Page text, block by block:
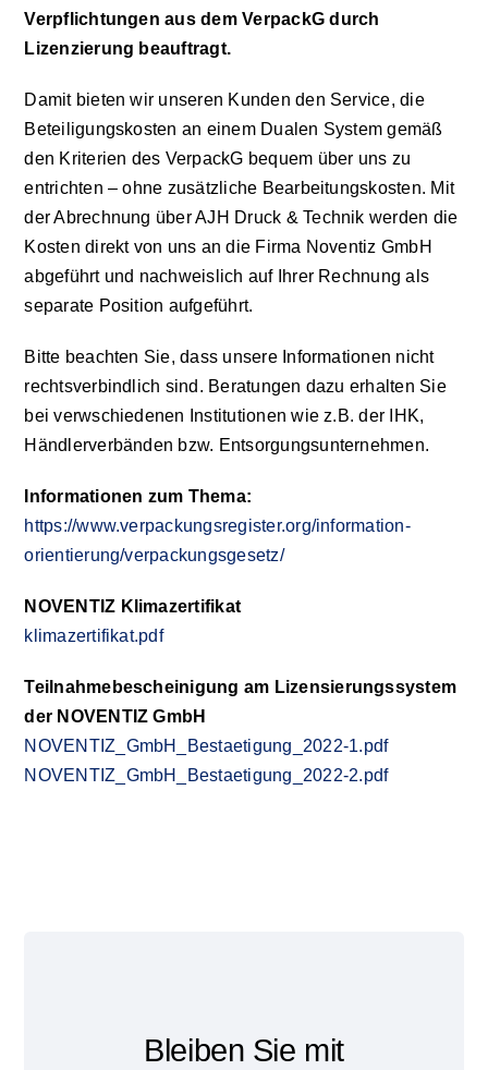
Verpflichtungen aus dem VerpackG durch
Lizenzierung beauftragt.
Damit bieten wir unseren Kunden den Service, die
Beteiligungskosten an einem Dualen System gemäß
den Kriterien des VerpackG bequem über uns zu
entrichten – ohne zusätzliche Bearbeitungskosten. Mit
der Abrechnung über AJH Druck & Technik werden die
Kosten direkt von uns an die Firma Noventiz GmbH
abgeführt und nachweislich auf Ihrer Rechnung als
separate Position aufgeführt.
Bitte beachten Sie, dass unsere Informationen nicht
rechtsverbindlich sind. Beratungen dazu erhalten Sie
bei verwschiedenen Institutionen wie z.B. der IHK,
Händlerverbänden bzw. Entsorgungsunternehmen.
Informationen zum Thema:
https://www.verpackungsregister.org/information-
orientierung/verpackungsgesetz/
NOVENTIZ Klimazertifikat
klimazertifikat.pdf
Teilnahmebescheinigung am Lizensierungssystem
der NOVENTIZ GmbH
NOVENTIZ_GmbH_Bestaetigung_2022-1.pdf
NOVENTIZ_GmbH_Bestaetigung_2022-2.pdf
Bleiben Sie mit